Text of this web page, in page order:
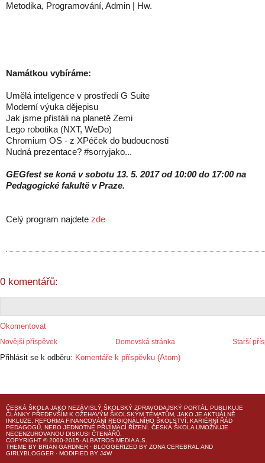
Metodika, Programování, Admin | Hw.
Namátkou vybíráme:
Umělá inteligence v prostředí G Suite
Moderní výuka dějepisu
Jak jsme přistáli na planetě Zemi
Lego robotika (NXT, WeDo)
Chromium OS - z XPéček do budoucnosti
Nudná prezentace? #sorryjako...
GEGfest se koná v sobotu 13. 5. 2017 od 10:00 do 17:00 na
Pedagogické fakultě v Praze.
Celý program najdete zde
0 komentářů:
Okomentovat
Novější příspěvek Starší
Domovská stránka
Přihlásit se k odběru: Komentáře k příspěvku (Atom)
ČESKÁ ŠKOLA JAKO NEZÁVISLÝ ŠKOLSKÝ ZPRAVODAJSKÝ PORTÁL PUBLIKUJE
ČLÁNKY PŘEDEVŠÍM K OŽEHAVÝM ŠKOLSKÝM TÉMATŮM, JAKO JE AKTUÁLNĚ
INKLUZE, REFORMA FINANCOVÁNÍ REGIONÁLNÍHO ŠKOLSTVÍ, KARIÉRNÍ ŘÁD
PEDAGOGŮ, NEBO JEDNOTNÉ PŘIJÍMACÍ ŘÍZENÍ. ČESKÁ ŠKOLA UMOŽŇUJE
NECENZUROVANOU DISKUSI ČTENÁŘŮ.
COPYRIGHT © 2000-2015· ALBATROS MEDIA A.S.
THEME BY BRIAN GARDNER · BLOGGERIZED BY ZONA CEREBRAL AND
GIRLYBLOGGER · MODIFIED BY J4W